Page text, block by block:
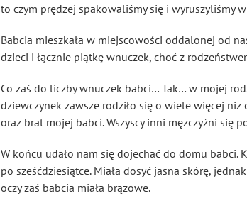
to czym prędzej spakowaliśmy się i wyruszyliśmy
Babcia mieszkała w miejscowości oddalonej od
dzieci i łącznie piątkę wnuczek, choć z
Co zaś do liczby wnuczek babci… Tak… w mojej
dziewczynek zawsze rodziło się o wiele więcej
oraz brat mojej babci. Wszyscy inni mężczyźni się
W końcu udało nam się dojechać do domu babci.
po sześćdziesiątce. Miała dosyć jasna skórę,
oczy zaś babcia miała brązowe.